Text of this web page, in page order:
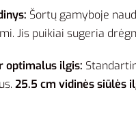
Šortų gamyboje
Jis puikiai sugeria
optimalus ilgis:
25.5 cm vidinės siūlės